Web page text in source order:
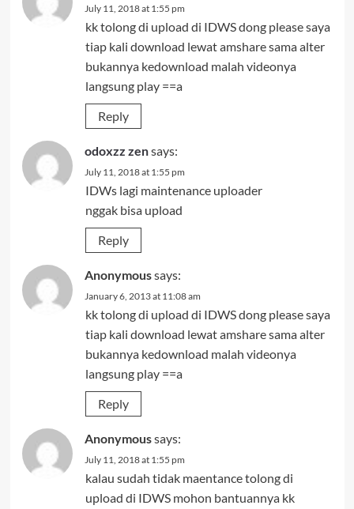
July 11, 2018 at 1:55 pm
kk tolong di upload di IDWS dong please saya
tiap kali download lewat amshare sama alter
bukannya kedownload malah videonya
langsung play ==a
Reply
odoxzz zensays:
July 11, 2018 at 1:55 pm
IDWs lagi maintenance uploader
nggak bisa upload
Reply
Anonymoussays:
January 6, 2013 at 11:08 am
kk tolong di upload di IDWS dong please saya
tiap kali download lewat amshare sama alter
bukannya kedownload malah videonya
langsung play ==a
Reply
Anonymoussays:
July 11, 2018 at 1:55 pm
kalau sudah tidak maentance tolong di
upload di IDWS mohon bantuannya kk